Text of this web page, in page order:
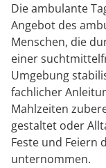
Die ambulante
Angebot des
Menschen, die
einer
Umgebung
fachlicher
Mahlzeiten
gestaltet oder
Feste und Feiern
unternommen.